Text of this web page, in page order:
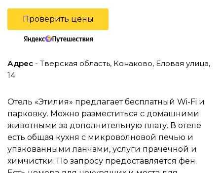
Проверить цены
Адрес - Тверская область, Конаково, Еловая улица,
14
Отель «Этилия» предлагает бесплатный Wi-Fi и
парковку. Можно разместиться с домашними
животными за дополнительную плату. В отеле
есть общая кухня с микроволновой печью и
упакованными ланчами, услуги прачечной и
химчистки. По запросу предоставляется фен.